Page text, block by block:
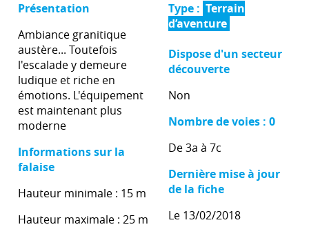
Présentation
Ambiance granitique
austère... Toutefois
l'escalade y demeure
ludique et riche en
émotions. L'équipement
est maintenant plus
moderne
Informations sur la
falaise
Hauteur minimale : 15 m
Hauteur maximale : 25 m
Type : Terrain
d’aventure
Dispose d'un secteur
découverte
Non
Nombre de voies : 0
De 3a à 7c
Dernière mise à jour
de la fiche
Le 13/02/2018